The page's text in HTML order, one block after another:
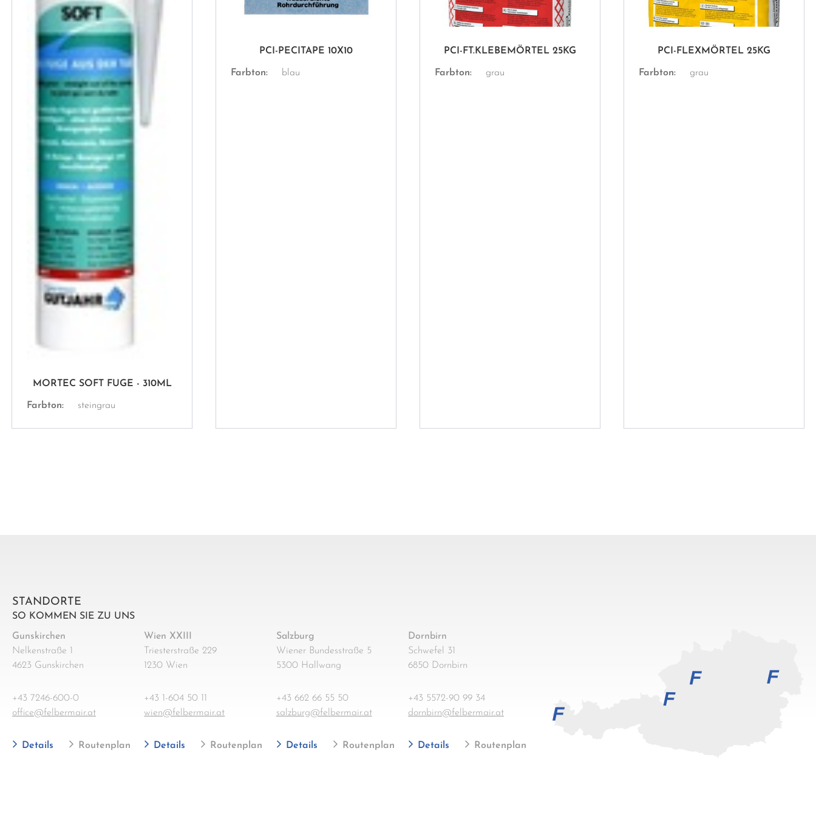
MORTEC SOFT FUGE - 310ML
Farbton: steingrau
PCI-PECITAPE 10X10
Farbton: blau
PCI-FT.KLEBEMÖRTEL 25KG
Farbton: grau
PCI-FLEXMÖRTEL 25KG
Farbton: grau
STANDORTE
SO KOMMEN SIE ZU UNS
Gunskirchen
Nelkenstraße 1
4623 Gunskirchen
+43 7246-600-0
office@felbermair.at
Details Routenplan
Wien XXIII
Triesterstraße 229
1230 Wien
+43 1-604 50 11
wien@felbermair.at
Details Routenplan
Salzburg
Wiener Bundesstraße 5
5300 Hallwang
+43 662 66 55 50
salzburg@felbermair.at
Details Routenplan
Dornbirn
Schwefel 31
6850 Dornbirn
+43 5572-90 99 34
dornbirn@felbermair.at
Details Routenplan